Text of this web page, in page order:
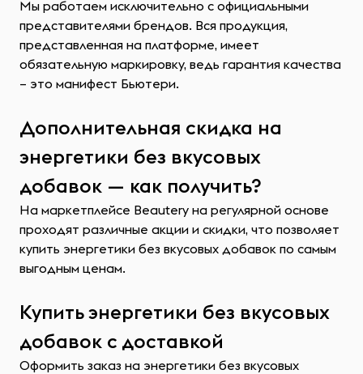
Мы работаем исключительно с официальными
представителями брендов. Вся продукция,
представленная на платформе, имеет
обязательную маркировку, ведь гарантия качества
– это манифест Бьютери.
Дополнительная скидка на
энергетики без вкусовых
добавок — как получить?
На маркетплейсе Beautery на регулярной основе
проходят различные акции и скидки, что позволяет
купить энергетики без вкусовых добавок по самым
выгодным ценам.
Купить энергетики без вкусовых
добавок с доставкой
Оформить заказ на энергетики без вкусовых